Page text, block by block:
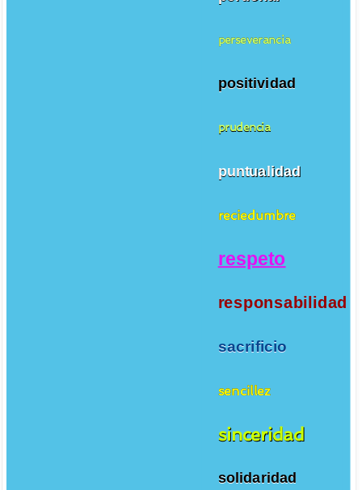
perseverancia
positividad
prudencia
puntualidad
reciedumbre
respeto
responsabilidad
sacrificio
sencillez
sinceridad
solidaridad